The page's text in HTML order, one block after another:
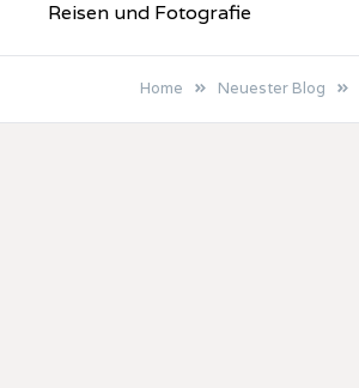
Reisen und Fotografie
Home Neuester Blog